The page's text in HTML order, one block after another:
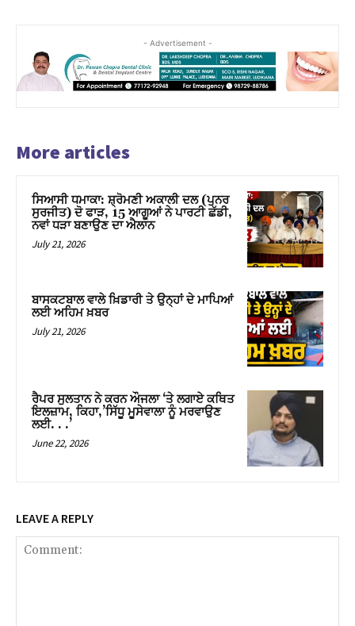
- Advertisement -
More articles
ਸਿਆਸੀ ਧਮਾਕਾ: ਸ਼੍ਰੋਮਣੀ ਅਕਾਲੀ ਦਲ (ਪੁਨਰ
ਸੁਰਜੀਤ) ਦੋ ਫਾੜ, 15 ਆਗੂਆਂ ਨੇ ਪਾਰਟੀ ਛੱਡੀ,
ਨਵਾਂ ਧੜਾ ਬਣਾਉਣ ਦਾ ਐਲਾਨ
July 21, 2026
ਬਾਸਕਟਬਾਲ ਵਾਲੇ ਖ਼ਿਡਾਰੀ ਤੇ ਉਨ੍ਹਾਂ ਦੇ ਮਾਪਿਆਂ
ਲਈ ਅਹਿਮ ਖ਼ਬਰ
July 21, 2026
ਰੈਪਰ ਸੁਲਤਾਨ ਨੇ ਕਰਨ ਔਜਲਾ ‘ਤੇ ਲਗਾਏ ਕਥਿਤ
ਇਲਜ਼ਾਮ, ਕਿਹਾ,’ਸਿੱਧੂ ਮੂਸੇਵਾਲਾ ਨੂੰ ਮਰਵਾਉਣ
ਲਈ. . .’
June 22, 2026
LEAVE A REPLY